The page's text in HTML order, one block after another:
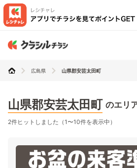
広島県 山県郡安芸太田町
山県郡安芸太田町 のエリ
2件ヒットしました（1〜10件を表示中）